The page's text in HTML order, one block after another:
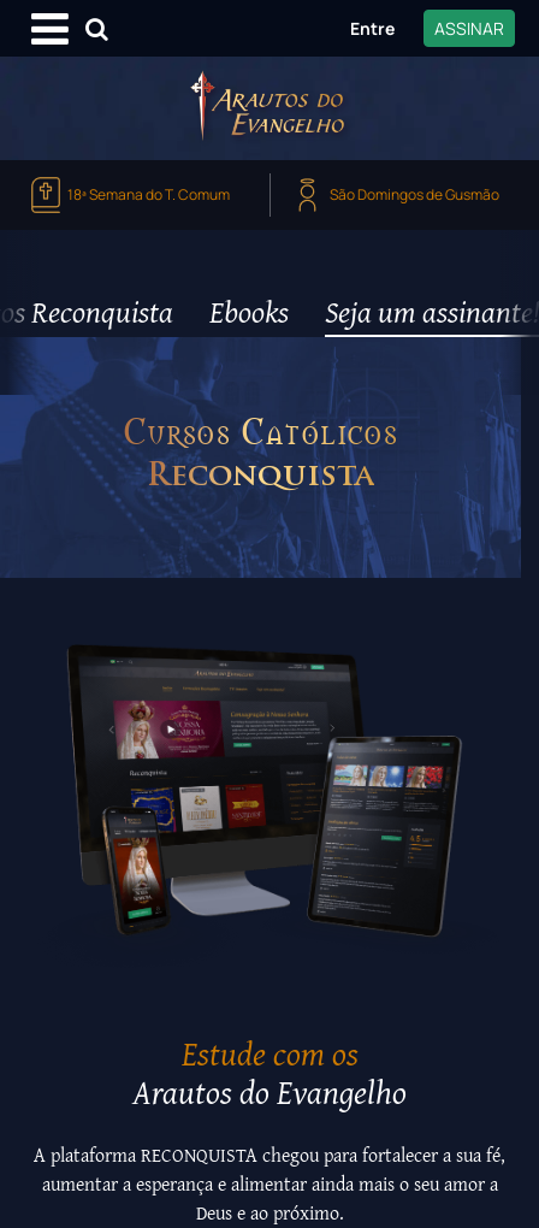
Entre ASSINAR
18ª Semana do T. Comum São Domingos de Gusmão
Reconquista Ebooks Seja um assinante!
Cursos Católicos
Reconquista
Estude com os
Arautos do Evangelho
A plataforma RECONQUISTA chegou para fortalecer a sua fé,
aumentar a esperança e alimentar ainda mais o seu amor a
Deus e ao próximo.